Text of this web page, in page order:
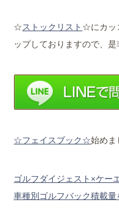
☆ストックリスト ☆にカッ
ップしておりますので、
☆フェイスブック☆始め
ゴルフダイジェスト×ケー
車種別ゴルフバック積載量